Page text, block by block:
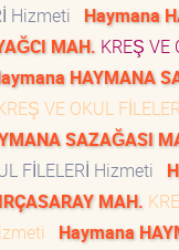
Hizmeti
Haymana
MAH. KREŞ VE
HAYMANA
VE OKUL
SAZAĞASI
FİLELERİ Hizmeti
MAH.
Haymana